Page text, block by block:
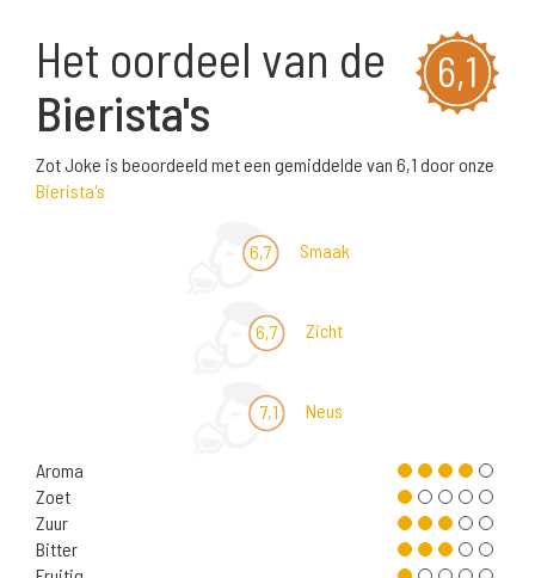
6,1
Het oordeel van de
Bierista's
Zot Joke is beoordeeld met een gemiddelde van 6,1 door onze
Bierista's
6,7 Smaak
6,7 Zicht
7,1 Neus
Aroma
Zoet
Zuur
Bitter